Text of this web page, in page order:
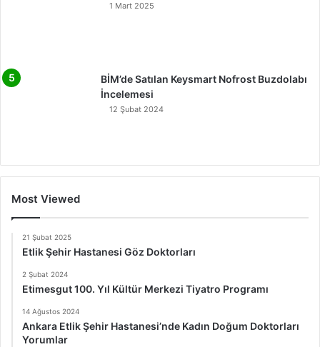
1 Mart 2025
BİM’de Satılan Keysmart Nofrost Buzdolabı
İncelemesi
12 Şubat 2024
Most Viewed
21 Şubat 2025
Etlik Şehir Hastanesi Göz Doktorları
2 Şubat 2024
Etimesgut 100. Yıl Kültür Merkezi Tiyatro Programı
14 Ağustos 2024
Ankara Etlik Şehir Hastanesi’nde Kadın Doğum Doktorları
Yorumlar